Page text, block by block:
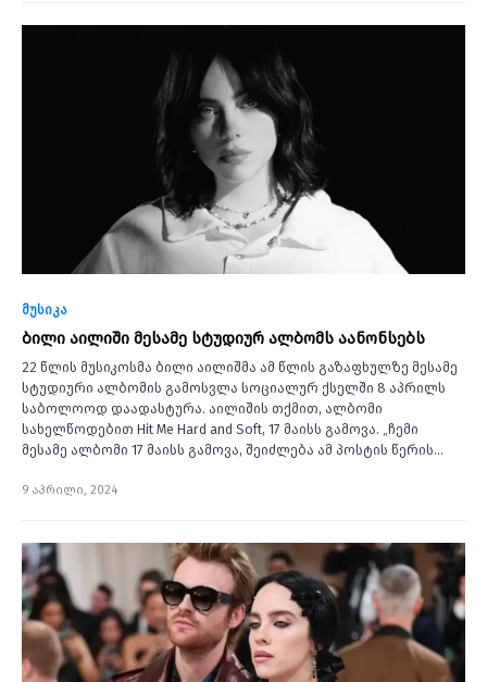
მუსიკა
ბილი აილიში მესამე სტუდიურ ალბომს აანონსებს
22 წლის მუსიკოსმა ბილი აილიშმა ამ წლის გაზაფხულზე მესამე
სტუდიური ალბომის გამოსვლა სოციალურ ქსელში 8 აპრილს
საბოლოოდ დაადასტურა. აილიშის თქმით, ალბომი
სახელწოდებით Hit Me Hard and Soft, 17 მაისს გამოვა. „ჩემი
მესამე ალბომი 17 მაისს გამოვა, შეიძლება ამ პოსტის წერის…
9 აპრილი, 2024